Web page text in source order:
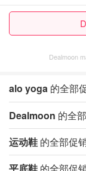
Dealmoon
alo yoga 的全部
Dealmoon 的全
运动鞋 的全部促